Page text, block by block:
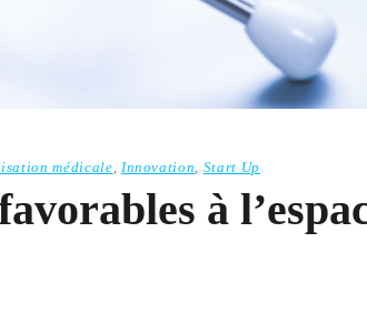
médicale, Innovation, Start Up
à